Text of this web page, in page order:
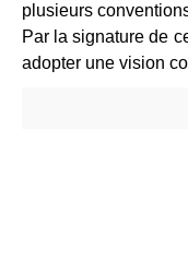
plusieurs
Par la signature de
adopter une vision